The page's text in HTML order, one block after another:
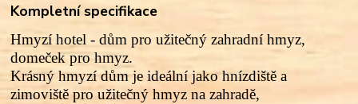
Kompletní specifikace
Hmyzí hotel - dům pro užitečný zahradní hmyz,
domeček pro hmyz.
Krásný hmyzí dům je ideální jako hnízdiště a
zimoviště pro užitečný hmyz na zahradě,